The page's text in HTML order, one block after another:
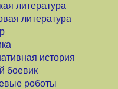
литература
литература
история
боевик
роботы